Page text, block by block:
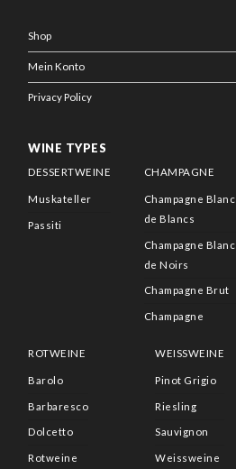
Shop
Mein Konto
Privacy Policy
WINE TYPES
DESSERTWEINE
Muskateller
Passiti
CHAMPAGNE
Champagne Blanc
de Blancs
Champagne Blanc
de Noirs
Champagne Brut
Champagne
ROTWEINE
Barolo
Barbaresco
Dolcetto
Rotweine
WEISSWEINE
Pinot Grigio
Riesling
Sauvignon
Weissweine